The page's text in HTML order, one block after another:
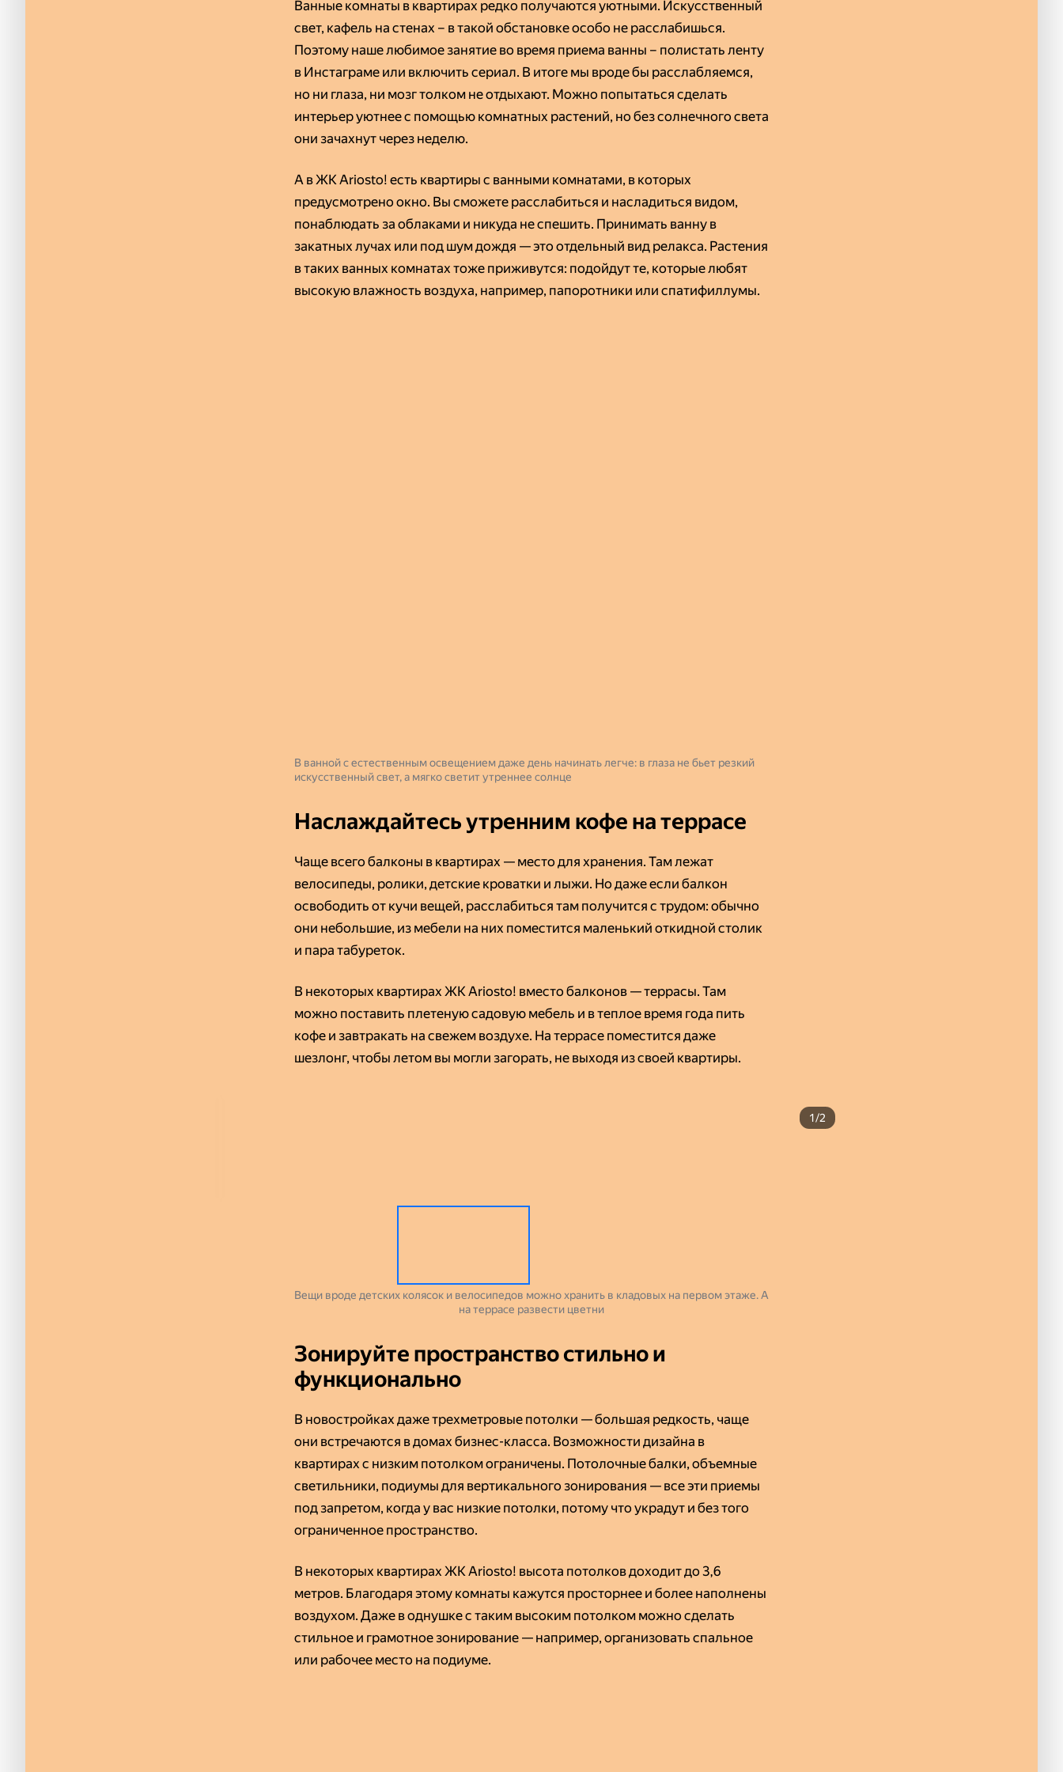
Ванные комнаты в квартирах редко получаются уютными. Искусственный
свет, кафель на стенах – в такой обстановке особо не расслабишься.
Поэтому наше любимое занятие во время приема ванны – полистать ленту
в Инстаграме или включить сериал. В итоге мы вроде бы расслабляемся,
но ни глаза, ни мозг толком не отдыхают. Можно попытаться сделать
интерьер уютнее с помощью комнатных растений, но без солнечного света
они зачахнут через неделю.
А в ЖК Ariosto! есть квартиры с ванными комнатами, в которых
предусмотрено окно. Вы сможете расслабиться и насладиться видом,
понаблюдать за облаками и никуда не спешить. Принимать ванну в
закатных лучах или под шум дождя — это отдельный вид релакса. Растения
в таких ванных комнатах тоже приживутся: подойдут те, которые любят
высокую влажность воздуха, например, папоротники или спатифиллумы.
В ванной с естественным освещением даже день начинать легче: в глаза не бьет резкий
искусственный свет, а мягко светит утреннее солнце
Наслаждайтесь утренним кофе на террасе
Чаще всего балконы в квартирах — место для хранения. Там лежат
велосипеды, ролики, детские кроватки и лыжи. Но даже если балкон
освободить от кучи вещей, расслабиться там получится с трудом: обычно
они небольшие, из мебели на них поместится маленький откидной столик
и пара табуреток.
В некоторых квартирах ЖК Ariosto! вместо балконов — террасы. Там
можно поставить плетеную садовую мебель и в теплое время года пить
кофе и завтракать на свежем воздухе. На террасе поместится даже
шезлонг, чтобы летом вы могли загорать, не выходя из своей квартиры.
1/2
Вещи вроде детских колясок и велосипедов можно хранить в кладовых на первом этаже. А
на террасе развести цветни
Зонируйте пространство стильно и
функционально
В новостройках даже трехметровые потолки — большая редкость, чаще
они встречаются в домах бизнес-класса. Возможности дизайна в
квартирах с низким потолком ограничены. Потолочные балки, объемные
светильники, подиумы для вертикального зонирования — все эти приемы
под запретом, когда у вас низкие потолки, потому что украдут и без того
ограниченное пространство.
В некоторых квартирах ЖК Ariosto! высота потолков доходит до 3,6
метров. Благодаря этому комнаты кажутся просторнее и более наполнены
воздухом. Даже в однушке с таким высоким потолком можно сделать
стильное и грамотное зонирование — например, организовать спальное
или рабочее место на подиуме.